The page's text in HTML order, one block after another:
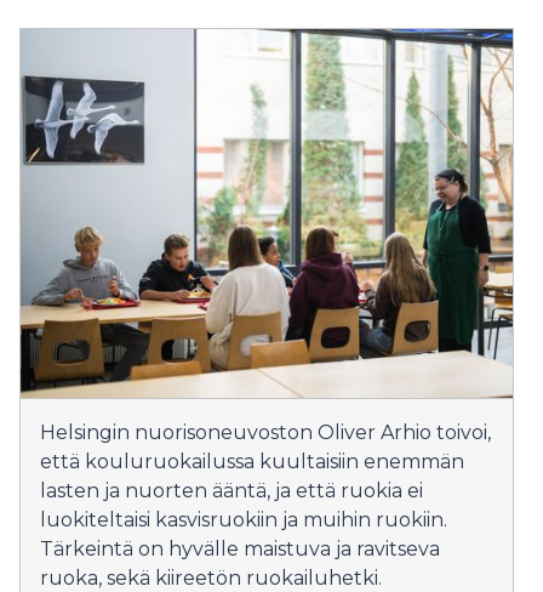
Helsingin nuorisoneuvoston Oliver Arhio toivoi,
että kouluruokailussa kuultaisiin enemmän
lasten ja nuorten ääntä, ja että ruokia ei
luokiteltaisi kasvisruokiin ja muihin ruokiin.
Tärkeintä on hyvälle maistuva ja ravitseva
ruoka, sekä kiireetön ruokailuhetki.